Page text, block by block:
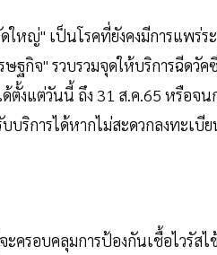
หญ่" เป็นโรคที่ยังคงมีการแพร่ร
ฐกิจ" รวบรวมจุดให้บริการฉีด
ตั้งแต่วันนี้ ถึง 31 ส.ค.65 หรือจ
บริการได้หากไม่สะดวกลงทะเบี
ครอบคลุมการป้องกันเชื้อไวรัส